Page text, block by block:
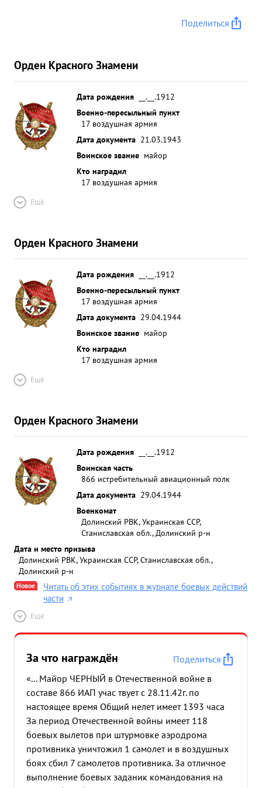
Поделиться
Орден Красного Знамени
Дата рождения
__.__.1912
Военно-пересыльный пункт
17 воздушная армия
Дата документа 21.03.1943
Воинское звание майор
Кто наградил
17 воздушная армия
Ещё
Орден Красного Знамени
Дата рождения
__.__.1912
Военно-пересыльный пункт
17 воздушная армия
Дата документа 29.04.1944
Воинское звание майор
Кто наградил
17 воздушная армия
Ещё
Орден Красного Знамени
Дата рождения
__.__.1912
Воинская часть
866 истребительный авиационный полк
Дата документа 29.04.1944
Военкомат
Долинский РВК, Украинская ССР,
Станиславская обл., Долинский р-н
Дата и место призыва
Долинский РВК, Украинская ССР, Станиславская обл.,
Долинский р-н
Новое
Читать об этих событиях в журнале боевых действий
части
Ещё
За что награждён
Поделиться
«... Майор ЧЕРНЫЙ в Отечественной войне в
составе 866 ИАП учас твует с 28.11.42г. по
настоящее время Общий нелет имеет 1393 часа
За период Отечественной войны имеет 118
боевых вылетов при штурмовке аэродрома
противника уничтожил 1 самолет и в воздушных
боях сбил 7 самолетов противника. За отличное
выполнение боевых заданик командования на